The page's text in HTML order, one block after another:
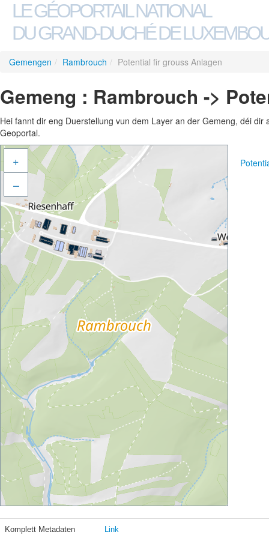
LE GÉOPORTAIL NATIONAL
DU GRAND-DUCHÉ DE
Gemengen / Rambrouch / Potential fir grouss Anlagen
Gemeng : Rambrouch ->
Hei fannt dir eng Duerstellung vun dem Layer an der Gemeng, déi
Geoportal.
+
–
Komplett Metadaten Link